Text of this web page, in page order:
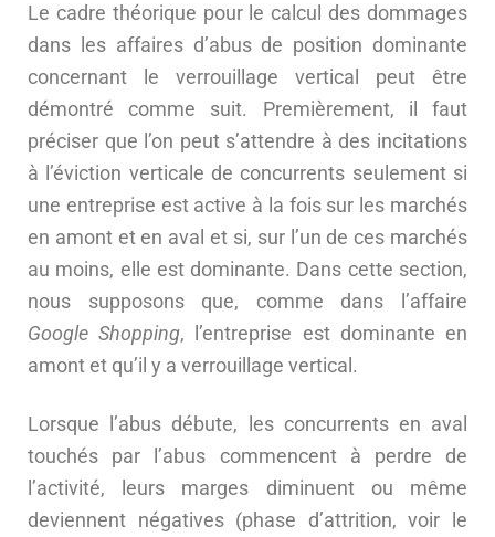
Le cadre théorique pour le calcul des dommages
dans les affaires d’abus de position dominante
concernant le verrouillage vertical peut être
démontré comme suit. Premièrement, il faut
préciser que l’on peut s’attendre à des incitations
à l’éviction verticale de concurrents seulement si
une entreprise est active à la fois sur les marchés
en amont et en aval et si, sur l’un de ces marchés
au moins, elle est dominante. Dans cette section,
nous supposons que, comme dans l’affaire
Google Shopping, l’entreprise est dominante en
amont et qu’il y a verrouillage vertical.
Lorsque l’abus débute, les concurrents en aval
touchés par l’abus commencent à perdre de
l’activité, leurs marges diminuent ou même
deviennent négatives (phase d’attrition, voir le